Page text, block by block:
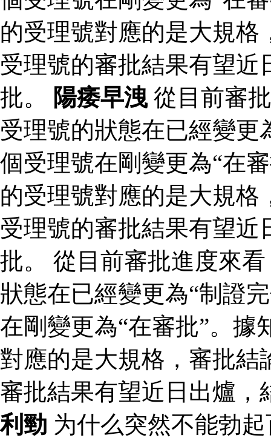
的受理號對應的是大規格
受理號的審批結果有望
批。
陽痿早洩 從目前審
受理號的狀態在已經變更
個受理號在剛變更為“在
的受理號對應的是大規格
受理號的審批結果有望
批。 從目前審批進度來
狀態在已經變更為“制證
在剛變更為“在審批”。據
對應的是大規格，審批結
審批結果有望近日出爐
利勁 为什么突然不能勃